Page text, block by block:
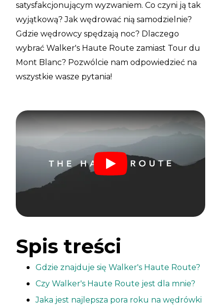
satysfakcjonującym wyzwaniem. Co czyni ją tak
wyjątkową? Jak wędrować nią samodzielnie?
Gdzie wędrowcy spędzają noc? Dlaczego
wybrać Walker's Haute Route zamiast Tour du
Mont Blanc? Pozwólcie nam odpowiedzieć na
wszystkie wasze pytania!
Spis treści
Gdzie znajduje się Walker's Haute Route?
Czy Walker's Haute Route jest dla mnie?
Jaka jest najlepsza pora roku na wędrówki